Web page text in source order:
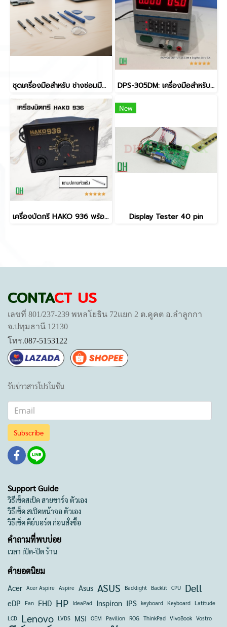
ชุดเครื่องมือสำหรับ ช่างซ่อมมือถือ/Gadget ช่างอิเล็กทรอนิกส์ DIY แกะเครื่อง, ซ่อมจอ, เปลี่ยนแบต ได้ในชุดเดียว DPS-305DM: เครื่องมือสำหรับช่างซ่อมมือถือ ฟังก์ชันครบครัน ใช้งานง่าย เครื่อง POWER SUPPLY 305DM 4 Digital 30 V 5A
เครื่องบัดกรี HAKO 936 พร้อมหัวบัดกรี HAKO 907 ปรับอุณหภูมิได้ 200-480°C รองรับงานซ่อมแซมอิเล็กทรอนิกส์ ระบบ ESD SAFE
New
Display Tester 40 pin
CONTACT US
เลขที่ 801/237-239 พหลโยธิน 72แยก 2 ต.คูคต อ.ลำลูกกา
จ.ปทุมธานี 12130
โทร.087-5153122
รับข่าวสารโปรโมชั่น
Subscribe
Support Guide
วิธีเช็คสเป็ค สายชาร์จ ตัวเอง
วิธีเช็ค สเป็คหน้าจอ ตัวเอง
วิธีเช็ค คีย์บอร์ด ก่อนสั่งซื้อ
คำถามที่พบบ่อย
เวลา เปิด-ปิด ร้าน
คำยอดนิยม
Acer Acer Aspire Aspire Asus ASUS Backlight Backlit CPU Dell
eDP Fan FHD HP IdeaPad Inspiron IPS keyboard Keyboard Latitude
LCD Lenovo LVDS MSI OEM Pavilion ROG ThinkPad VivoBook Vostro